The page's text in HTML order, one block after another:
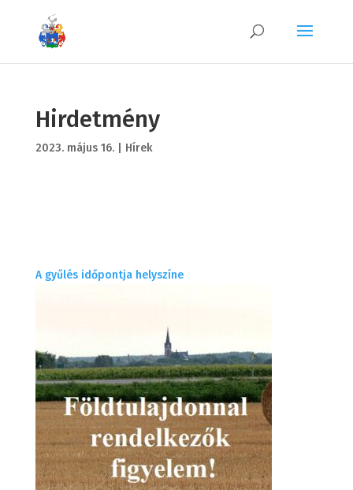
Hirdetmény
2023. május 16.| Hírek
A gyűlés időpontja helyszíne